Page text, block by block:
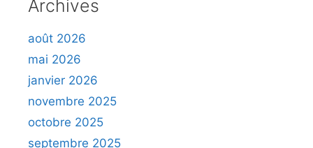
Archives
août 2026
mai 2026
janvier 2026
novembre 2025
octobre 2025
septembre 2025